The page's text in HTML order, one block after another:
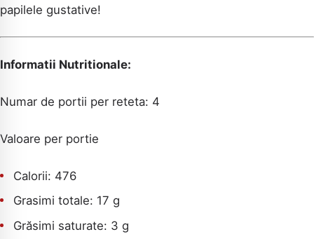
papilele gustative!
Informatii Nutritionale:
Numar de portii per reteta: 4
Valoare per portie
Calorii: 476
Grasimi totale: 17 g
Grăsimi saturate: 3 g